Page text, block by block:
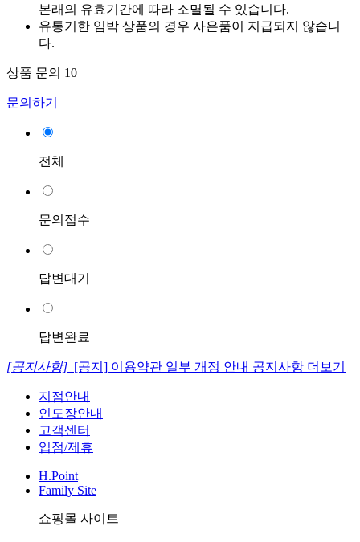
본래의 유효기간에 따라 소멸될 수 있습니다.
유통기한 임박 상품의 경우 사은품이 지급되지 않습니
다.
상품 문의 10
문의하기
전체
문의접수
답변대기
답변완료
[공지사항] [공지] 이용약관 일부 개정 안내 공지사항 더보기
지점안내
인도장안내
고객센터
입점/제휴
H.Point
Family Site
쇼핑몰 사이트